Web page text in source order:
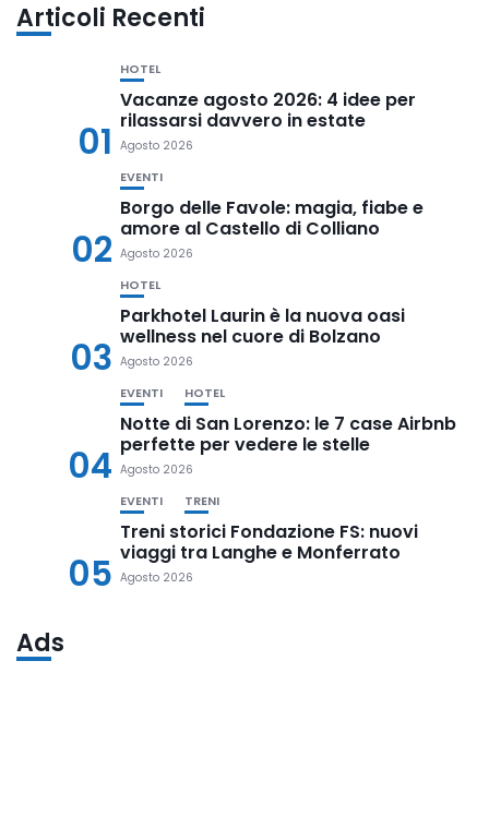
Articoli Recenti
01
HOTEL
Vacanze agosto 2026: 4 idee per
rilassarsi davvero in estate
Agosto 2026
02
EVENTI
Borgo delle Favole: magia, fiabe e
amore al Castello di Colliano
Agosto 2026
03
HOTEL
Parkhotel Laurin è la nuova oasi
wellness nel cuore di Bolzano
Agosto 2026
04
EVENTI HOTEL
Notte di San Lorenzo: le 7 case Airbnb
perfette per vedere le stelle
Agosto 2026
05
EVENTI TRENI
Treni storici Fondazione FS: nuovi
viaggi tra Langhe e Monferrato
Agosto 2026
Ads